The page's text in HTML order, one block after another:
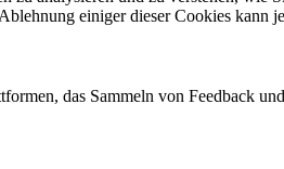
einiger dieser Cookies kann
das Sammeln von Feedback